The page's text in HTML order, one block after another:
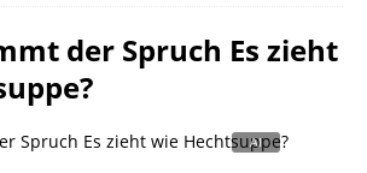
der Spruch Es zieht